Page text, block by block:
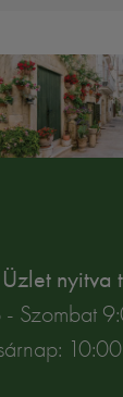
Üzlet nyitva
- Szombat